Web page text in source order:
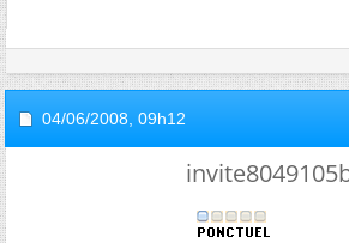
04/06/2008, 09h12